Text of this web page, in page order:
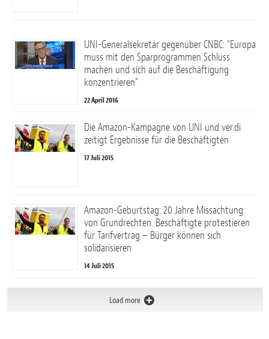
UNI-Generalsekretär gegenüber CNBC: “Europa
muss mit den Sparprogrammen Schluss
machen und sich auf die Beschäftigung
konzentrieren”
22 April 2016
Die Amazon-Kampagne von UNI und ver.di
zeitigt Ergebnisse für die Beschäftigten
17 Juli 2015
Amazon-Geburtstag: 20 Jahre Missachtung
von Grundrechten. Beschäftigte protestieren
für Tarifvertrag – Bürger können sich
solidarisieren
14 Juli 2015
Load more